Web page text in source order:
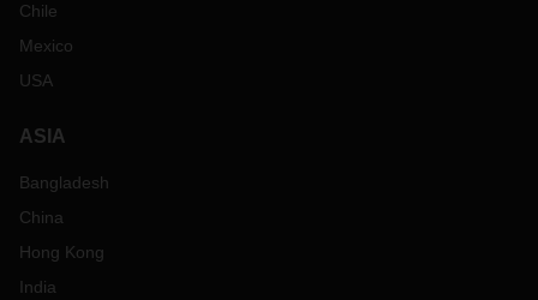
Chile
Mexico
USA
ASIA
Bangladesh
China
Hong Kong
India